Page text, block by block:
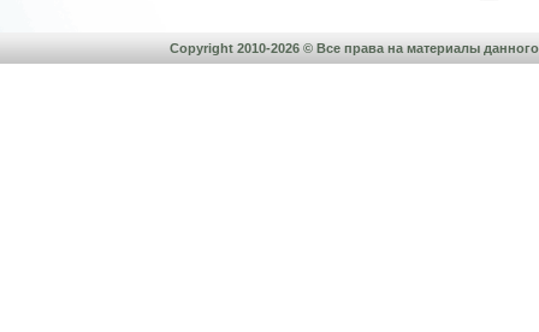
Copyright 2010-2026 © Все права на материалы